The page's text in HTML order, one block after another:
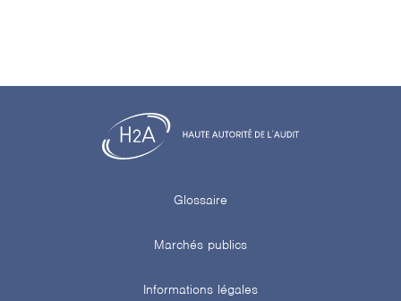
Glossaire
Marchés publics
Informations légales